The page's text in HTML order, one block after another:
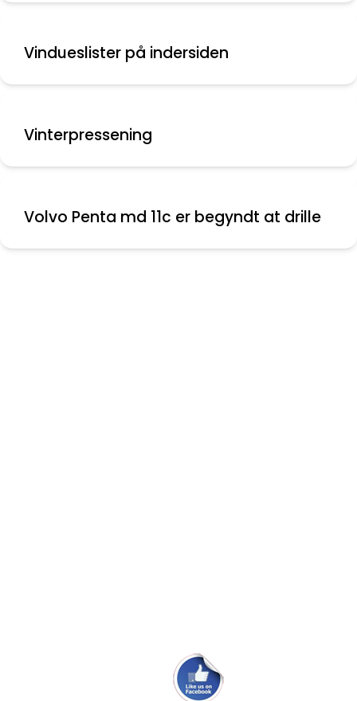
Vindueslister på indersiden
Vinterpressening
Volvo Penta md 11c er begyndt at drille